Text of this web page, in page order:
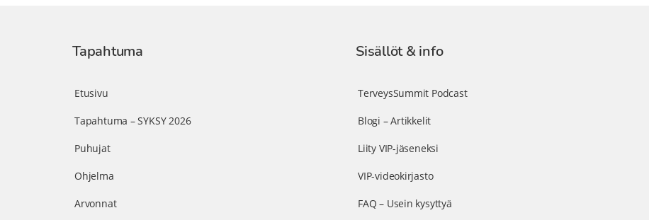
Tapahtuma
Etusivu
Tapahtuma – SYKSY 2026
Puhujat
Ohjelma
Arvonnat
Sisällöt & info
TerveysSummit Podcast
Blogi – Artikkelit
Liity VIP-jäseneksi
VIP-videokirjasto
FAQ – Usein kysyttyä